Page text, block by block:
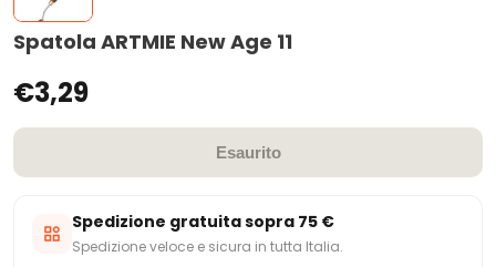
Spatola ARTMIE New Age 11
€3,29
Esaurito
Spedizione gratuita sopra 75 €
Spedizione veloce e sicura in tutta Italia.